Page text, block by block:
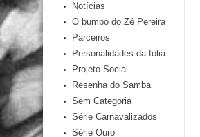
Notícias
O bumbo do Zé Pereira
Parceiros
Personalidades da folia
Projeto Social
Resenha do Samba
Sem Categoria
Série Carnavalizados
Série Ouro